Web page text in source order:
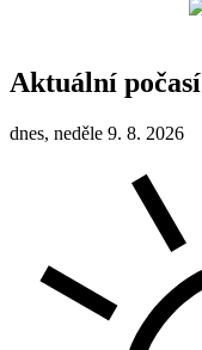
Aktuální počasí
dnes, neděle 9. 8. 2026